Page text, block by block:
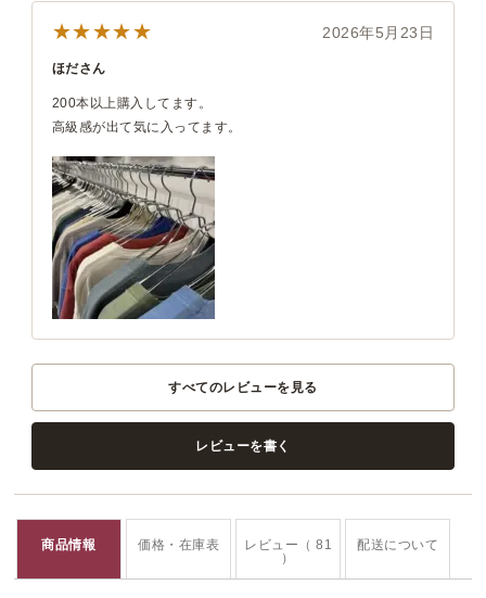
★★★★★ 2026年5月23日
ほださん
200本以上購入してます。
高級感が出て気に入ってます。
すべてのレビューを見る
レビューを書く
商品情報 価格・在庫表
レビュー（ 81
）
配送について